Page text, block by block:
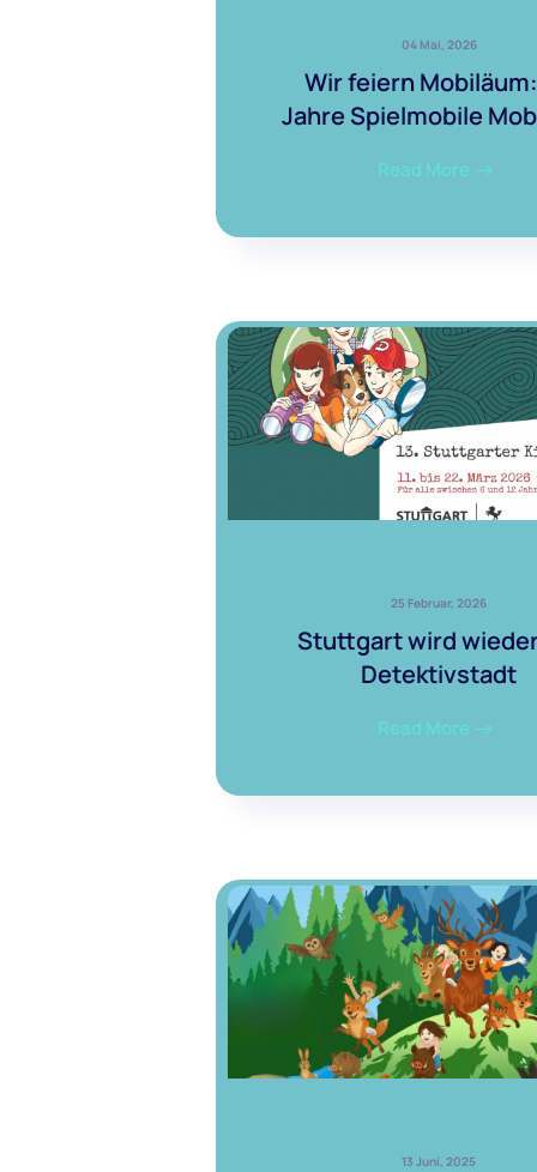
04 Mai, 2026
Wir feiern
Jahre Spielmobile
Read More
25 Februar, 2026
Stuttgart wird
Detektivstadt
Read More
13 Juni, 2025